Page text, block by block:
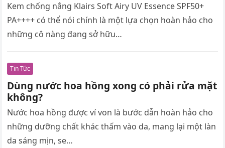
Kem chống nắng Klairs Soft Airy UV Essence SPF50+
PA++++ có thể nói chính là một lựa chọn hoàn hảo cho
những cô nàng đang sở hữu…
Tin Tức
Dùng nước hoa hồng xong có phải rửa mặt
không?
Nước hoa hồng được ví von là bước dẫn hoàn hảo cho
những dưỡng chất khác thấm vào da, mang lại một làn
da sáng mịn, se…